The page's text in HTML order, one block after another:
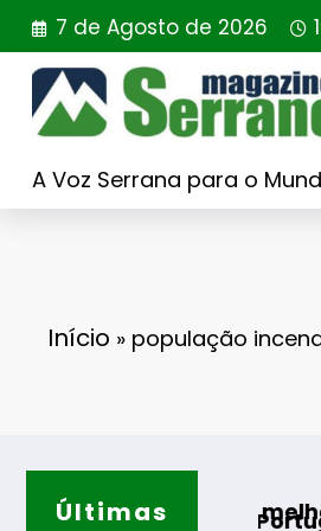
Saltar
para
conteúdo
7 de Agosto de 2026
A Voz Serrana para o
Início » população
Últimas
os melhores momentos
Portugal realiza